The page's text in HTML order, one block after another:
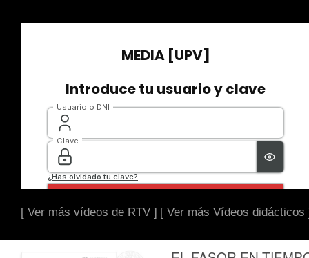
[ Ver más vídeos de RTV ] [ Ver más Vídeos didácticos